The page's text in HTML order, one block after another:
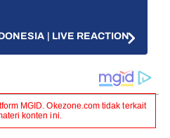
| LIVE REACTION